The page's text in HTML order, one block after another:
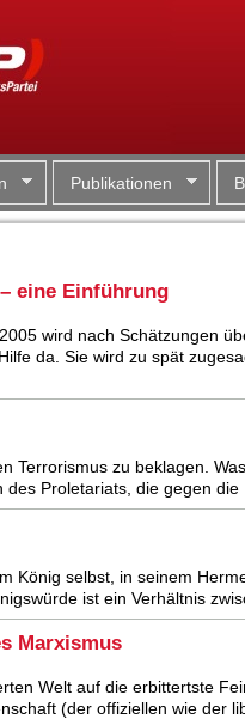
Publikationen
eine Einführung
wird nach Schätzungen
da. Sie wird zu spät
Terrorismus zu beklagen.
Proletariats, die gegen die
König selbst, in seinem
ist ein Verhältnis
Marxismus
Welt auf die erbittertste
(der offiziellen wie der